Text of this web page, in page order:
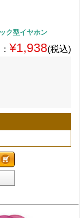
ク型イヤホン
¥1,938(税込)